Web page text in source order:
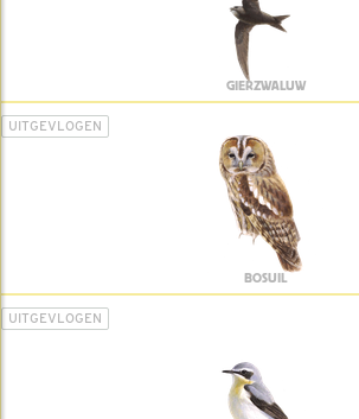
GIERZWALUW
UITGEVLOGEN
BOSUIL
UITGEVLOGEN